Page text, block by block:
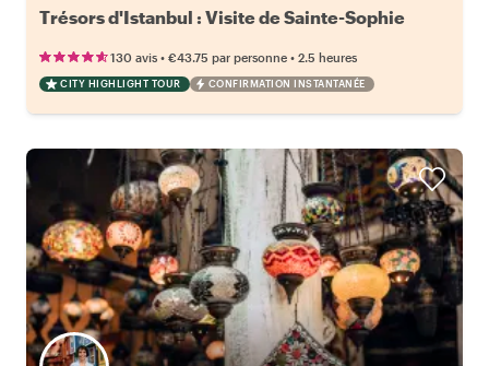
Trésors d'Istanbul : Visite de Sainte-Sophie
130 avis • €43.75 par personne • 2.5 heures
CITY HIGHLIGHT TOUR CONFIRMATION INSTANTANÉE